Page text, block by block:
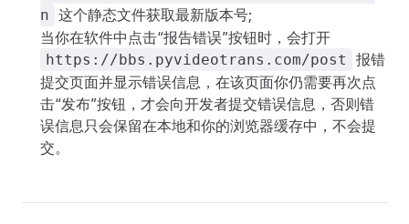
n 这个静态文件获取最新版本号;
当你在软件中点击“报告错误”按钮时，会打开
https://bbs.pyvideotrans.com/post
报错
提交页面并显示错误信息，在该页面你仍需要再次点
击“发布”按钮，才会向开发者提交错误信息，否则错
误信息只会保留在本地和你的浏览器缓存中，不会提
交。